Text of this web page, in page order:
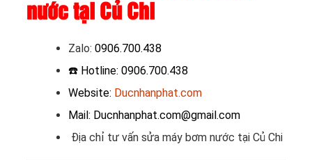
nước tại Củ Chi
Zalo: 0906.700.438
☎️ Hotline: 0906.700.438
Website: Ducnhanphat.com
Mail: Ducnhanphat.com@gmail.com
Địa chỉ tư vấn sửa máy bơm nước tại Củ Chi